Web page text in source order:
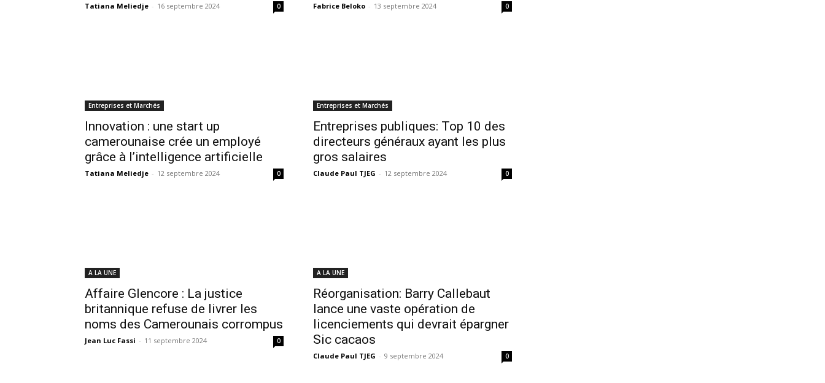
Tatiana Meliedje - 16 septembre 2024 0 Fabrice Beloko - 13 septembre 2024 0
Entreprises et Marchés
Innovation : une start up
camerounaise crée un employé
grâce à l’intelligence artificielle
Tatiana Meliedje - 12 septembre 2024 0
Entreprises et Marchés
Entreprises publiques: Top 10 des
directeurs généraux ayant les plus
gros salaires
Claude Paul TJEG - 12 septembre 2024 0
A LA UNE
Affaire Glencore : La justice
britannique refuse de livrer les
noms des Camerounais corrompus
Jean Luc Fassi - 11 septembre 2024 0
A LA UNE
Réorganisation: Barry Callebaut
lance une vaste opération de
licenciements qui devrait épargner
Sic cacaos
Claude Paul TJEG - 9 septembre 2024 0